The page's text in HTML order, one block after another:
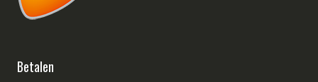
Betalen